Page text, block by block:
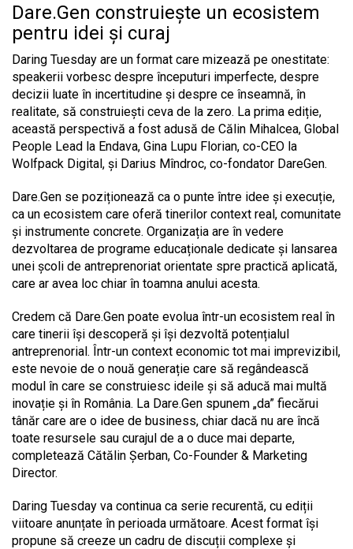
Dare.Gen construiește un ecosistem
pentru idei și curaj
Daring Tuesday are un format care mizează pe onestitate:
speakerii vorbesc despre începuturi imperfecte, despre
decizii luate în incertitudine și despre ce înseamnă, în
realitate, să construiești ceva de la zero. La prima ediție,
această perspectivă a fost adusă de Călin Mihalcea, Global
People Lead la Endava, Gina Lupu Florian, co-CEO la
Wolfpack Digital, și Darius Mîndroc, co-fondator DareGen.
Dare.Gen se poziționează ca o punte între idee și execuție,
ca un ecosistem care oferă tinerilor context real, comunitate
și instrumente concrete. Organizația are în vedere
dezvoltarea de programe educaționale dedicate și lansarea
unei școli de antreprenoriat orientate spre practică aplicată,
care ar avea loc chiar în toamna anului acesta.
Credem că Dare.Gen poate evolua într-un ecosistem real în
care tinerii își descoperă și își dezvoltă potențialul
antreprenorial. Într-un context economic tot mai imprevizibil,
este nevoie de o nouă generație care să regândească
modul în care se construiesc ideile și să aducă mai multă
inovație și în România. La Dare.Gen spunem „da” fiecărui
tânăr care are o idee de business, chiar dacă nu are încă
toate resursele sau curajul de a o duce mai departe,
completează Cătălin Șerban, Co-Founder & Marketing
Director.
Daring Tuesday va continua ca serie recurentă, cu ediții
viitoare anunțate în perioada următoare. Acest format își
propune să creeze un cadru de discuții complexe și